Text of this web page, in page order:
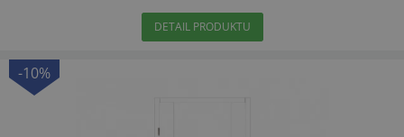
DETAIL PRODUKTU
-10%